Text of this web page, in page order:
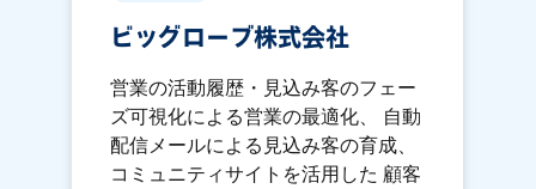
ビッグローブ株式会社
営業の活動履歴・見込み客のフェー
ズ可視化による営業の最適化、 自動
配信メールによる見込み客の育成、
コミュニティサイトを活用した 顧客